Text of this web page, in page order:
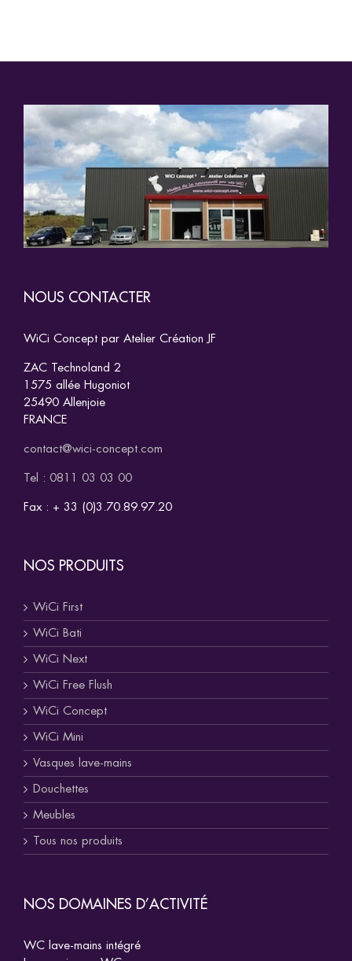
NOUS CONTACTER
WiCi Concept par Atelier Création JF
ZAC Technoland 2
1575 allée Hugoniot
25490 Allenjoie
FRANCE
contact@wici-concept.com
Tel : 0811 03 03 00
Fax : + 33 (0)3.70.89.97.20
NOS PRODUITS
WiCi First
WiCi Bati
WiCi Next
WiCi Free Flush
WiCi Concept
WiCi Mini
Vasques lave-mains
Douchettes
Meubles
Tous nos produits
NOS DOMAINES D’ACTIVITÉ
WC lave-mains intégré